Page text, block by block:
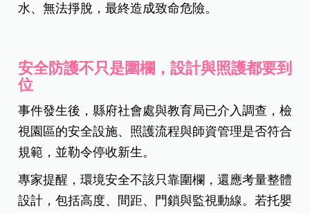
水、無法掙脫，最終造成致命危險。
安全防護不只是圍欄，設計與照護都要到
位
事件發生後，縣府社會處與教育局已介入調查，檢
視園區的安全設施、照護流程與師資管理是否符合
規範，並勒令停收新生。
專家提醒，環境安全不該只靠圍欄，還應考量整體
設計，包括高度、間距、門鎖與監視動線。若托嬰